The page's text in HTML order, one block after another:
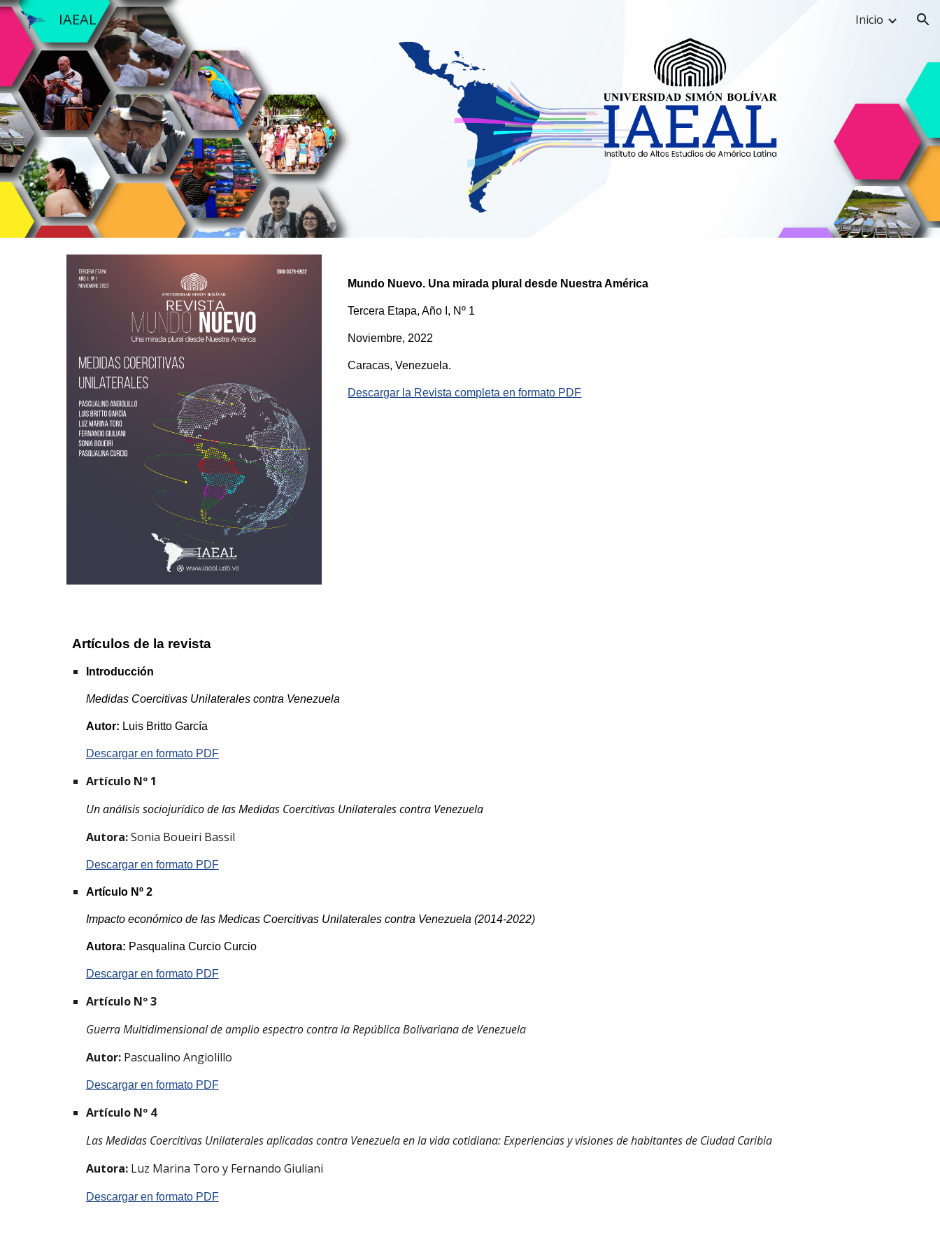
IAEAL Inicio
Mundo Nuevo. Una mirada plural desde Nuestra América
Tercera Etapa,Año I, Nº 1
Noviembre, 2022
Caracas, Venezuela.
Descargar la Revista completa en formato PDF
Artículos de la revista
Introducción
Medidas Coercitivas Unilaterales contra Venezuela
Autor: Luis Britto García
Descargar en formato PDF
Artículo Nº 1
Un análisis sociojurídico de las Medidas Coercitivas Unilaterales contra Venezuela
Autora: Sonia Boueiri Bassil
Descargar en formato PDF
Artículo Nº 2
Impacto económico de las Medicas Coercitivas Unilaterales contra Venezuela (2014-2022)
Autora: Pasqualina Curcio Curcio
Descargar en formato PDF
Artículo Nº 3
Guerra Multidimensional de amplio espectro contra la República Bolivariana de Venezuela
Autor: Pascualino Angiolillo
Descargar en formato PDF
Artículo Nº 4
Las Medidas Coercitivas Unilaterales aplicadas contra Venezuela en la vida cotidiana: Experiencias y visiones de habitantes de Ciudad Caribia
Autora: Luz Marina Toro y Fernando Giuliani
Descargar en formato PDF